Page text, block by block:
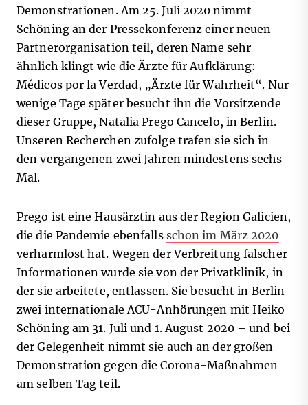
Demonstrationen. Am 25. Juli 2020 nimmt
Schöning an der Pressekonferenz einer neuen
Partnerorganisation teil, deren Name sehr
ähnlich klingt wie die Ärzte für Aufklärung:
Médicos por la Verdad, „Ärzte für Wahrheit“. Nur
wenige Tage später besucht ihn die Vorsitzende
dieser Gruppe, Natalia Prego Cancelo, in Berlin.
Unseren Recherchen zufolge trafen sie sich in
den vergangenen zwei Jahren mindestens sechs
Mal.
Prego ist eine Hausärztin aus der Region Galicien,
die die Pandemie ebenfalls schon im März 2020
verharmlost hat. Wegen der Verbreitung falscher
Informationen wurde sie von der Privatklinik, in
der sie arbeitete, entlassen. Sie besucht in Berlin
zwei internationale ACU-Anhörungen mit Heiko
Schöning am 31. Juli und 1. August 2020 – und bei
der Gelegenheit nimmt sie auch an der großen
Demonstration gegen die Corona-Maßnahmen
am selben Tag teil.